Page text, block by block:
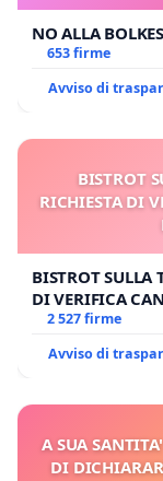
NO ALLA
653 firme
Avviso di
BISTROT
RICHIESTA DI
BISTROT SULLA
DI VERIFICA
GAMBETTI
2 527 firme
Avviso di
A SUA
DI